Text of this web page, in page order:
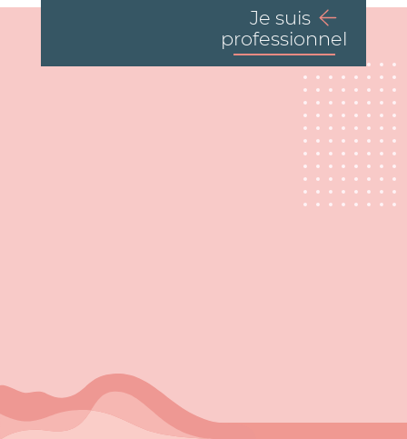
Je suis
professionnel